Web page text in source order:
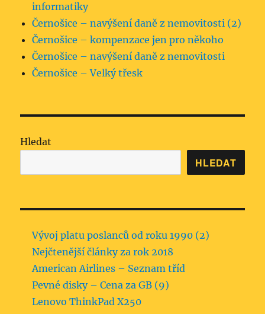
informatiky
Černošice – navýšení daně z nemovitosti (2)
Černošice – kompenzace jen pro někoho
Černošice – navýšení daně z nemovitosti
Černošice – Velký třesk
Hledat
HLEDAT
Vývoj platu poslanců od roku 1990 (2)
Nejčtenější články za rok 2018
American Airlines – Seznam tříd
Pevné disky – Cena za GB (9)
Lenovo ThinkPad X250